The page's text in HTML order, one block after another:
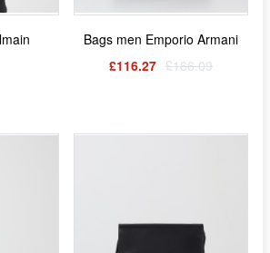
Bags men Emporio Armani
£116.27 £166.09